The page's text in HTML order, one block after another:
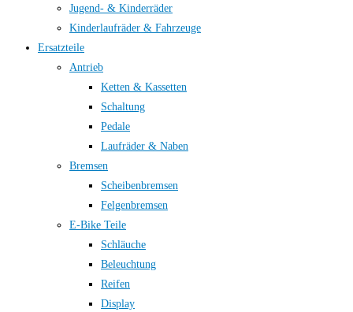
Jugend- & Kinderräder
Kinderlaufräder & Fahrzeuge
Ersatzteile
Antrieb
Ketten & Kassetten
Schaltung
Pedale
Laufräder & Naben
Bremsen
Scheibenbremsen
Felgenbremsen
E-Bike Teile
Schläuche
Beleuchtung
Reifen
Display